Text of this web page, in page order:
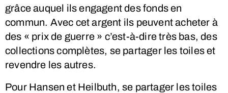
grâce auquel ils engagent des fonds en
commun. Avec cet argent ils peuvent acheter à
des « prix de guerre » c’est-à-dire très bas, des
collections complètes, se partager les toiles et
revendre les autres.
Pour Hansen et Heilbuth, se partager les toiles